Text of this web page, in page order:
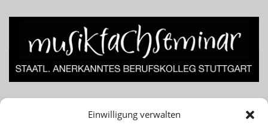
Einwilligung verwalten
Lust am Beruf des Musiklehrers bzw. Musikpädagogen? Für
Infos einfach das Banner klicken!